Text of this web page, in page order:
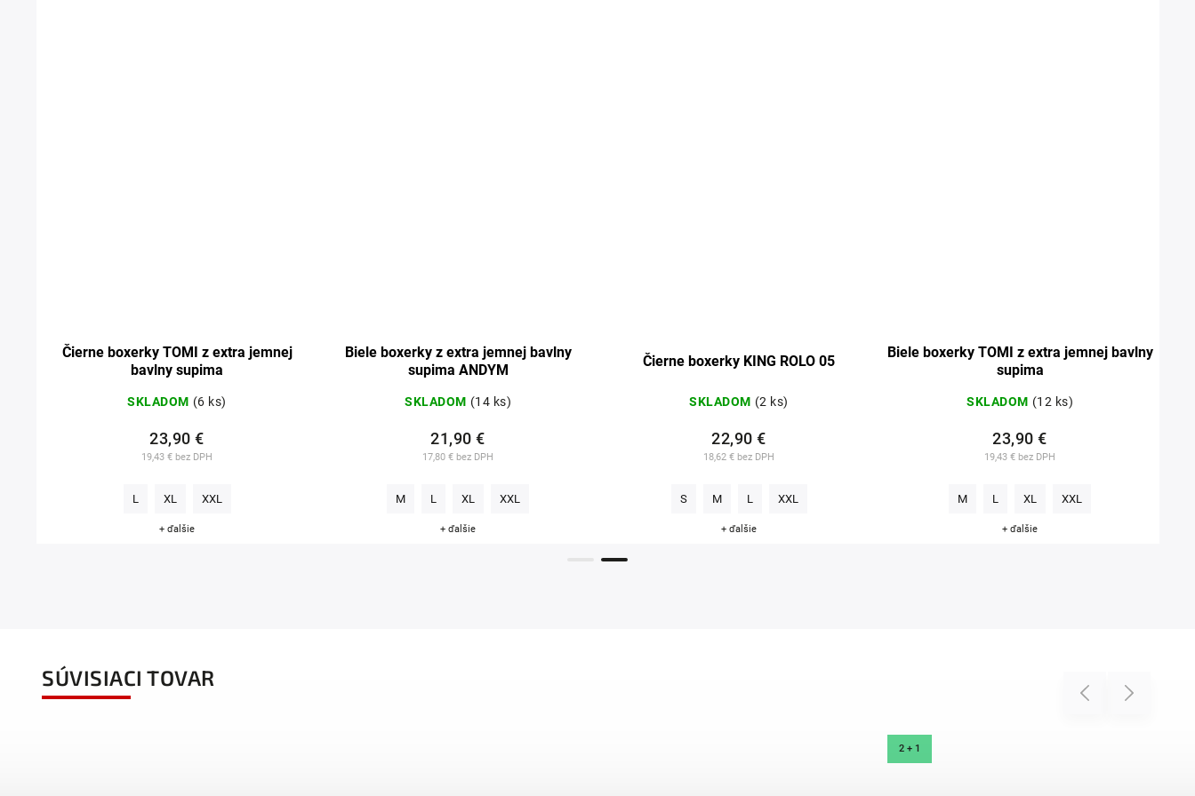
Čierne boxerky TOMI z extra jemnej
bavlny supima
SKLADOM (6 ks)
19,43 € bez DPH
23,90 €
L XL XXL
+ ďalšie
Biele boxerky z extra jemnej bavlny
supima ANDYM
SKLADOM (14 ks)
17,80 € bez DPH
21,90 €
M L XL XXL
+ ďalšie
Čierne boxerky KING ROLO 05
SKLADOM (2 ks)
18,62 € bez DPH
22,90 €
S M L XXL
+ ďalšie
Biele boxerky TOMI z extra jemnej bavlny
supima
SKLADOM (12 ks)
19,43 € bez DPH
23,90 €
M L XL XXL
+ ďalšie
SÚVISIACI TOVAR
Previous
2 + 1
Next